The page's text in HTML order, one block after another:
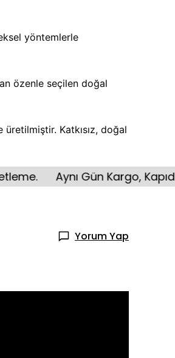
yöntemlerle
özenle seçilen doğal
Katkısız, doğal
Aynı Gün Kargo, Kapıda
Yorum Yap